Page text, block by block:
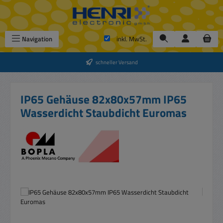
Zum Hauptinhalt springen
Navigation inkl. MwSt.
schneller Versand
IP65 Gehäuse 82x80x57mm IP65
Wasserdicht Staubdicht Euromas
Bildergalerie überspringen